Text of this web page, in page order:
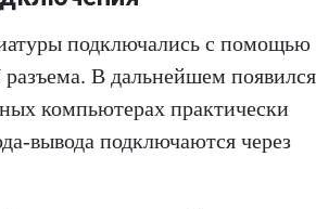
подключались с помощью
В дальнейшем появился
компьютерах практически
вывода подключаются через